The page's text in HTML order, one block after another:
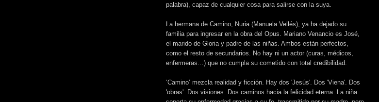
palabra), capaz de cualquier cosa para salirse con la suya.
La hermana de Camino, Nuria (Manuela Vellés), ya ha dejado su
familia para ingresar en la obra del Opus. Mariano Venancio es José,
el marido de Gloria y padre de las niñas. Ambos están perfectos,
como el resto de secundarios. No hay ni un actor (curas, médicos,
enfermeras…) que no cumpla su cometido con total credibilidad.
‘Camino’ mezcla realidad y ficción. Hay dos 'Jesús'. Dos 'Viena'. Dos
'obras'. Dos visiones. Dos caminos hacia la felicidad eterna. La niña